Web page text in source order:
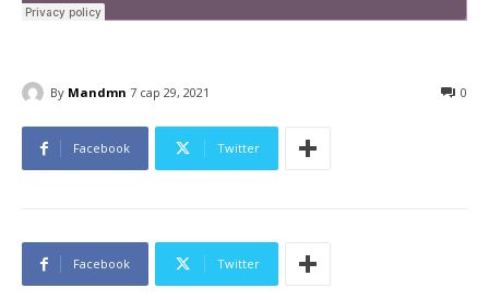
By Mandmn 7 сар 29, 2021 0
Facebook Twitter
Facebook Twitter